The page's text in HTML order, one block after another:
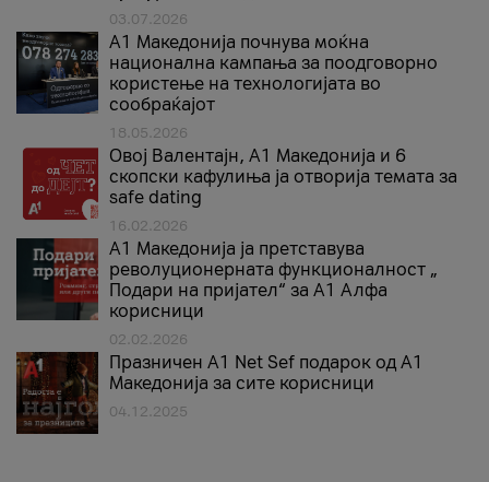
03.07.2026
A1 Македонија почнува моќна
национална кампања за поодговорно
користење на технологијата во
сообраќајот
18.05.2026
Овој Валентајн, A1 Македонија и 6
скопски кафулиња ја отворија темата за
safe dating
16.02.2026
А1 Македонија ја претставува
револуционерната функционалност „
Подари на пријател“ за А1 Алфа
корисници
02.02.2026
Празничен A1 Net Sеf подарок од А1
Македонија за сите корисници
04.12.2025